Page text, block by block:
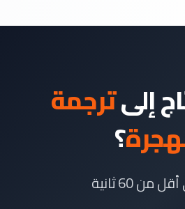
إلىترجمة
؟
من 60 ثانية